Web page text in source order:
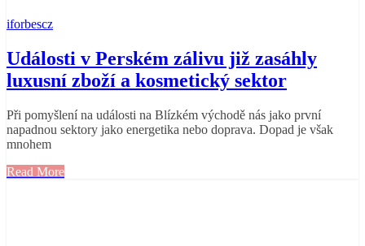
iforbescz
Události v Perském zálivu již zasáhly
luxusní zboží a kosmetický sektor
Při pomyšlení na události na Blízkém východě nás jako první
napadnou sektory jako energetika nebo doprava. Dopad je však
mnohem
Read More